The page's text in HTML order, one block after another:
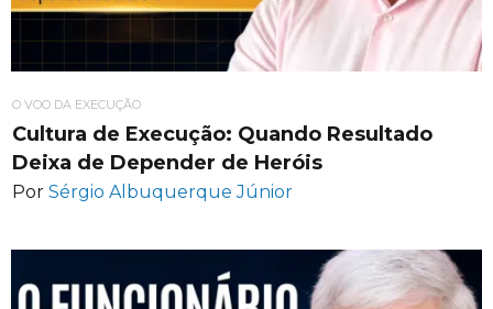
O VOO DA EXECUÇÃO
Cultura de Execução: Quando Resultado
Deixa de Depender de Heróis
Por Sérgio Albuquerque Júnior